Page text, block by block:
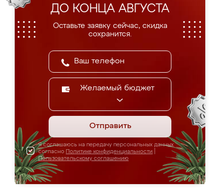
ДО КОНЦА АВГУСТА
Оставьте заявку сейчас, скидка
сохранится.
Желаемый бюджет
Отправить
Я соглашаюсь на передачу персональных данных
согласно Политике конфиденциальности
Пользовательскому соглашению